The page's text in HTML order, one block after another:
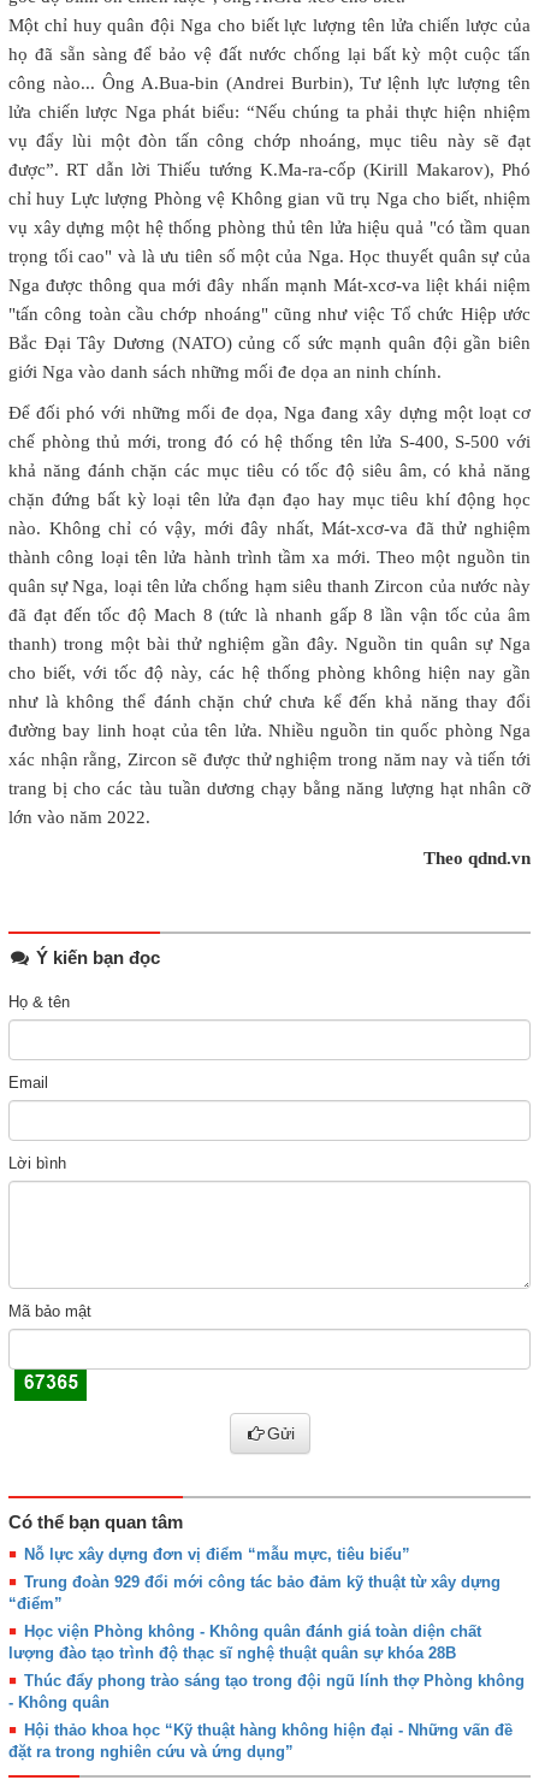
Một chỉ huy quân đội Nga cho biết lực lượng tên lửa chiến lược của
họ đã sẵn sàng để bảo vệ đất nước chống lại bất kỳ một cuộc tấn
công nào... Ông A.Bua-bin (Andrei Burbin), Tư lệnh lực lượng tên
lửa chiến lược Nga phát biểu: “Nếu chúng ta phải thực hiện nhiệm
vụ đẩy lùi một đòn tấn công chớp nhoáng, mục tiêu này sẽ đạt
được”. RT dẫn lời Thiếu tướng K.Ma-ra-cốp (Kirill Makarov), Phó
chỉ huy Lực lượng Phòng vệ Không gian vũ trụ Nga cho biết, nhiệm
vụ xây dựng một hệ thống phòng thủ tên lửa hiệu quả "có tầm quan
trọng tối cao" và là ưu tiên số một của Nga. Học thuyết quân sự của
Nga được thông qua mới đây nhấn mạnh Mát-xcơ-va liệt khái niệm
"tấn công toàn cầu chớp nhoáng" cũng như việc Tổ chức Hiệp ước
Bắc Đại Tây Dương (NATO) củng cố sức mạnh quân đội gần biên
giới Nga vào danh sách những mối đe dọa an ninh chính.
Để đối phó với những mối đe dọa, Nga đang xây dựng một loạt cơ
chế phòng thủ mới, trong đó có hệ thống tên lửa S-400, S-500 với
khả năng đánh chặn các mục tiêu có tốc độ siêu âm, có khả năng
chặn đứng bất kỳ loại tên lửa đạn đạo hay mục tiêu khí động học
nào. Không chỉ có vậy, mới đây nhất, Mát-xcơ-va đã thử nghiệm
thành công loại tên lửa hành trình tầm xa mới. Theo một nguồn tin
quân sự Nga, loại tên lửa chống hạm siêu thanh Zircon của nước này
đã đạt đến tốc độ Mach 8 (tức là nhanh gấp 8 lần vận tốc của âm
thanh) trong một bài thử nghiệm gần đây. Nguồn tin quân sự Nga
cho biết, với tốc độ này, các hệ thống phòng không hiện nay gần
như là không thể đánh chặn chứ chưa kể đến khả năng thay đổi
đường bay linh hoạt của tên lửa. Nhiều nguồn tin quốc phòng Nga
xác nhận rằng, Zircon sẽ được thử nghiệm trong năm nay và tiến tới
trang bị cho các tàu tuần dương chạy bằng năng lượng hạt nhân cỡ
lớn vào năm 2022.
Theo qdnd.vn
Ý kiến bạn đọc
Họ & tên
Email
Lời bình
Mã bảo mật
Gửi
Có thể bạn quan tâm
Nỗ lực xây dựng đơn vị điểm “mẫu mực, tiêu biểu”
Trung đoàn 929 đổi mới công tác bảo đảm kỹ thuật từ xây dựng
“điểm”
Học viện Phòng không - Không quân đánh giá toàn diện chất
lượng đào tạo trình độ thạc sĩ nghệ thuật quân sự khóa 28B
Thúc đẩy phong trào sáng tạo trong đội ngũ lính thợ Phòng không
- Không quân
Hội thảo khoa học “Kỹ thuật hàng không hiện đại - Những vấn đề
đặt ra trong nghiên cứu và ứng dụng”